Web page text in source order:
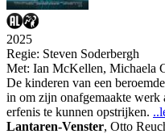
2025
Regie: Steven Soderbergh
Met: Ian McKellen, Michaela
De kinderen van een
in om zijn onafgemaakte werk
erfenis te kunnen opstrijken.
Lantaren-Venster, Otto